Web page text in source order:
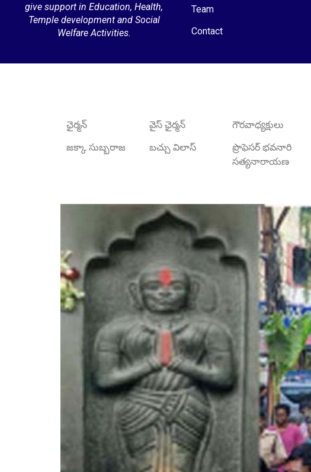
give support in Education, Health,
Temple development and Social
Welfare Activities.
Team
Contact
ఛైర్మన్
జక్కా సుబ్బరాజ
వైస్ ఛైర్మన్
బచ్చు విలాస్
గౌరవాధ్యక్షులు
ప్రొఫెసర్ భవనారి
సత్యనారాయణ